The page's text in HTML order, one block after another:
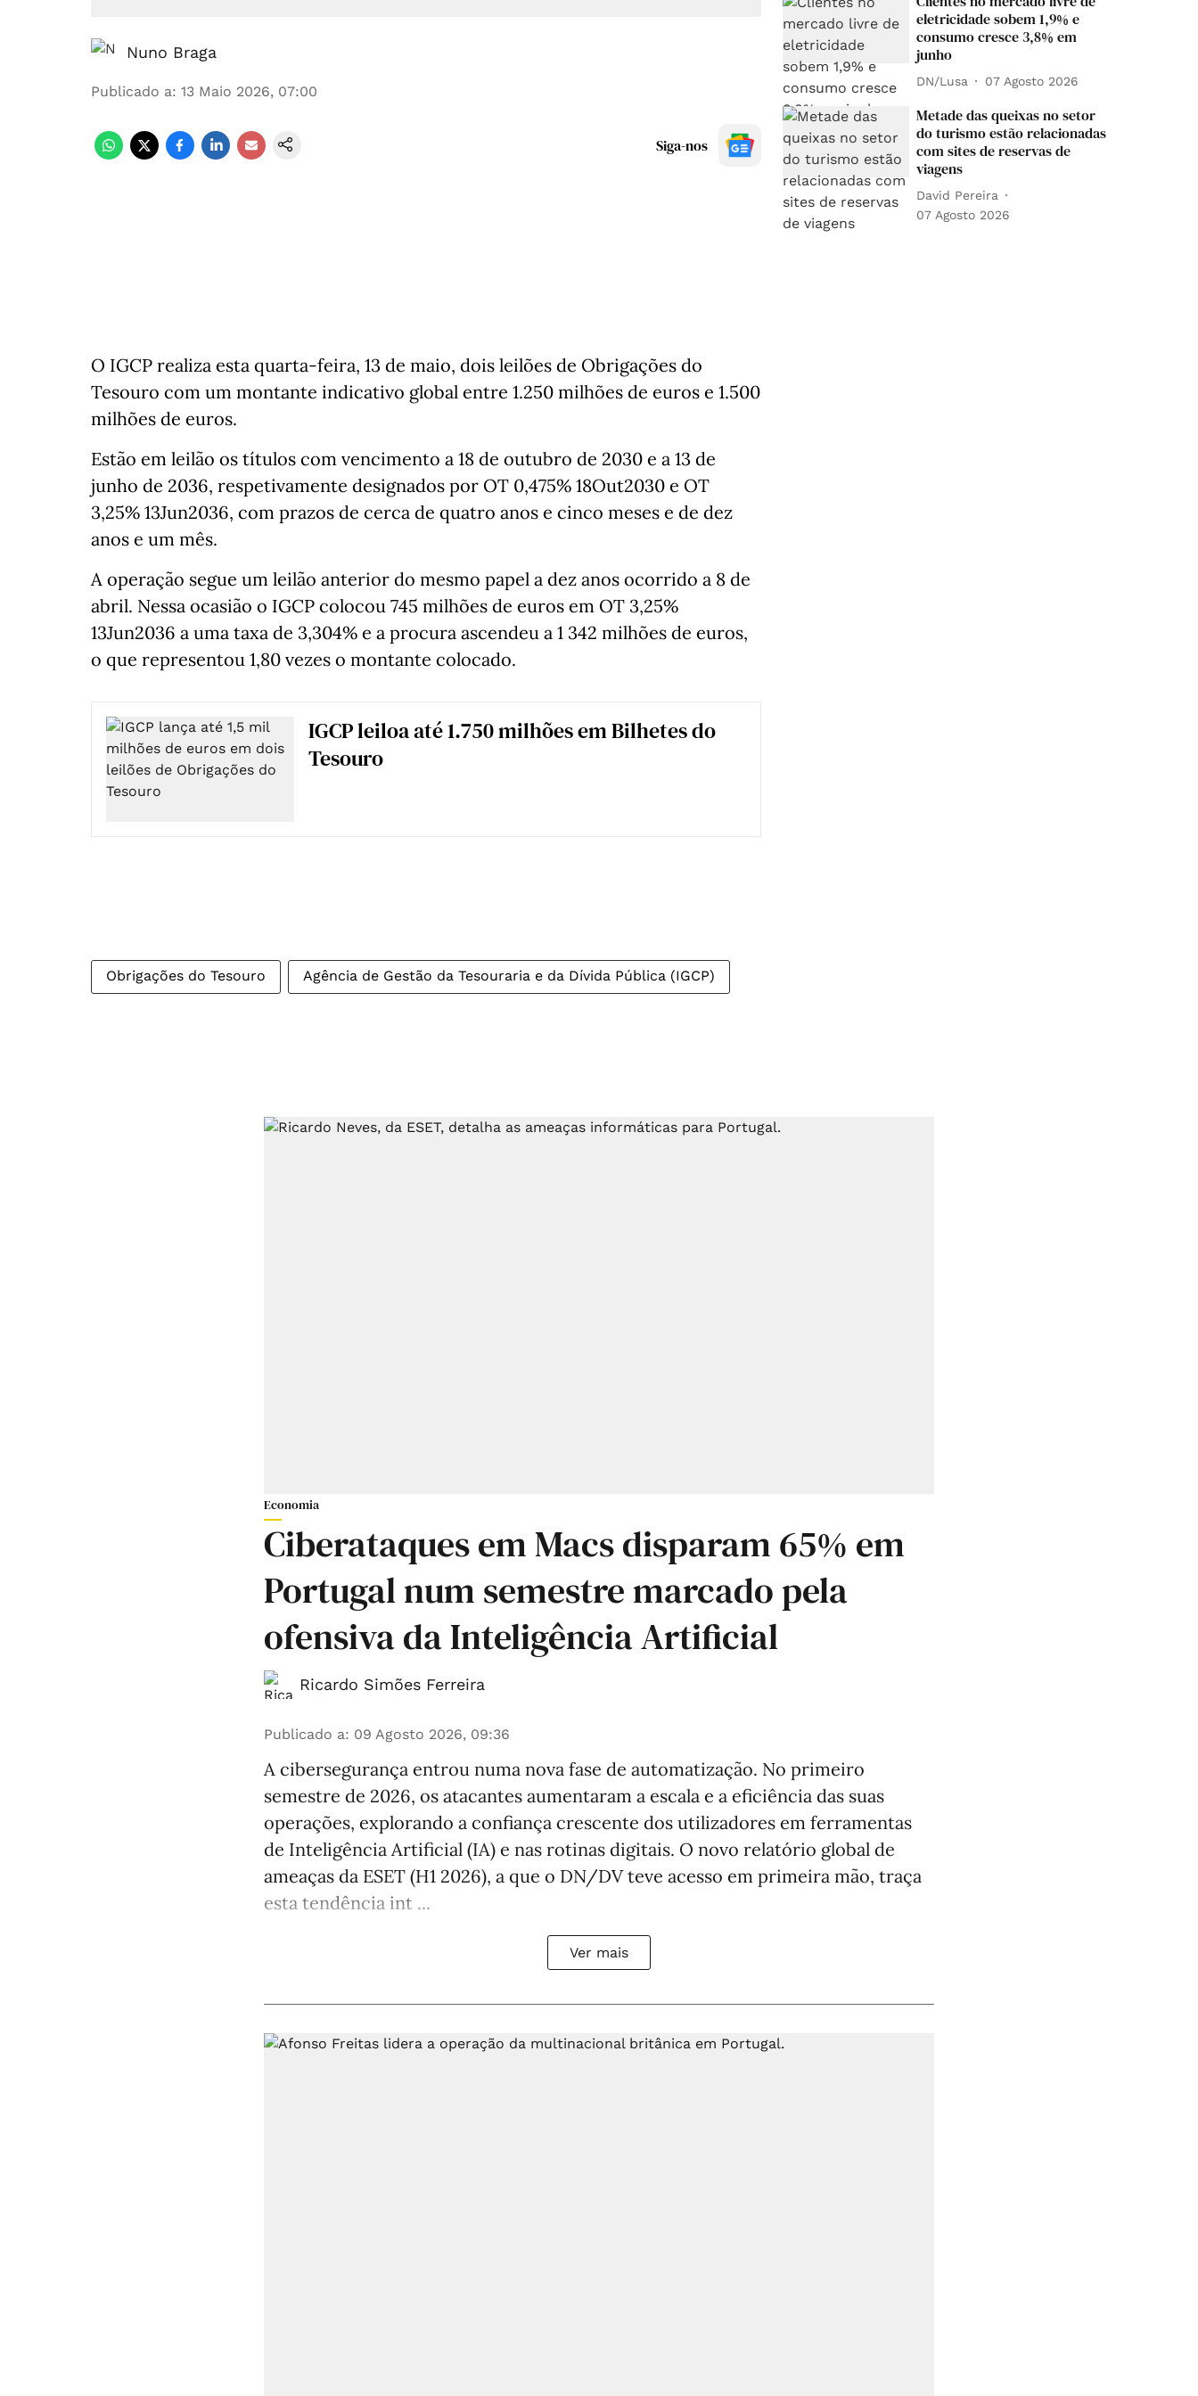
Nuno Braga
Publicado a: 13 Maio 2026, 07:00
Siga-nos
O IGCP realiza esta quarta-feira, 13 de maio, dois leilões de Obrigações do
Tesouro com um montante indicativo global entre 1.250 milhões de euros e 1.500
milhões de euros.
Estão em leilão os títulos com vencimento a 18 de outubro de 2030 e a 13 de
junho de 2036, respetivamente designados por OT 0,475% 18Out2030 e OT
3,25% 13Jun2036, com prazos de cerca de quatro anos e cinco meses e de dez
anos e um mês.
A operação segue um leilão anterior do mesmo papel a dez anos ocorrido a 8 de
abril. Nessa ocasião o IGCP colocou 745 milhões de euros em OT 3,25%
13Jun2036 a uma taxa de 3,304% e a procura ascendeu a 1 342 milhões de euros,
o que representou 1,80 vezes o montante colocado.
IGCP leiloa até 1.750 milhões em Bilhetes do
Tesouro
Obrigações do Tesouro Agência de Gestão da Tesouraria e da Dívida Pública (IGCP)
eletricidade sobem 1,9% e
consumo cresce 3,8% em
junho
DN/Lusa 07 Agosto 2026
Metade das queixas no setor
do turismo estão relacionadas
com sites de reservas de
viagens
David Pereira
07 Agosto 2026
Economia
Ciberataques em Macs disparam 65% em
Portugal num semestre marcado pela
ofensiva da Inteligência Artificial
Ricardo Simões Ferreira
Publicado a: 09 Agosto 2026, 09:36
A cibersegurança entrou numa nova fase de automatização. No primeiro
semestre de 2026, os atacantes aumentaram a escala e a eficiência das suas
operações, explorando a confiança crescente dos utilizadores em ferramentas
de Inteligência Artificial (IA) e nas rotinas digitais. O novo relatório global de
ameaças da ESET (H1 2026), a que o DN/DV teve acesso em primeira mão, traça
esta tendência int ...
Ver mais